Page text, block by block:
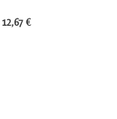
12,67 €